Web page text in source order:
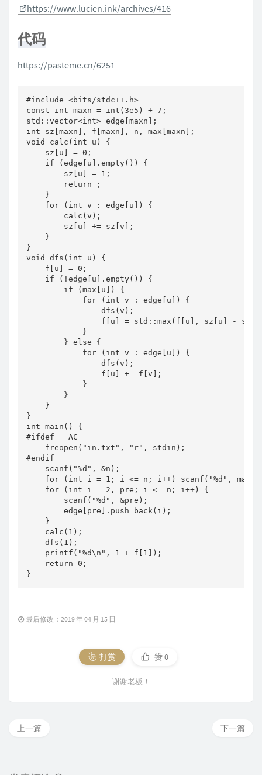
https://www.lucien.ink/archives/416
代码
https://pasteme.cn/6251
#include <bits/stdc++.h>
const int maxn = int(3e5) + 7;
std::vector<int> edge[maxn];
int sz[maxn], f[maxn], n, max[maxn];
void calc(int u) {
    sz[u] = 0;
    if (edge[u].empty()) {
        sz[u] = 1;
        return ;
    }
    for (int v : edge[u]) {
        calc(v);
        sz[u] += sz[v];
    }
}
void dfs(int u) {
    f[u] = 0;
    if (!edge[u].empty()) {
        if (max[u]) {
            for (int v : edge[u]) {
                dfs(v);
f[u] = std::max(f[u], sz[u] -
            }
        } else {
            for (int v : edge[u]) {
                dfs(v);
                f[u] += f[v];
            }
        }
    }
}
int main() {
#ifdef __AC
    freopen("in.txt", "r", stdin);
#endif
    scanf("%d", &n);
for (int i = 1; i <= n; i++) scanf("%d", max +
    for (int i = 2, pre; i <= n; i++) {
        scanf("%d", &pre);
        edge[pre].push_back(i);
    }
    calc(1);
    dfs(1);
    printf("%d\n", 1 + f[1]);
    return 0;
}
最后修改：2019 年 04 月 15 日
打赏 赞0
谢谢老板！
下一篇
上一篇